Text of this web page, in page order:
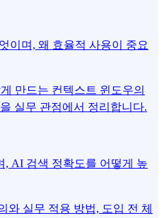
이며, 왜 효율적 사용이 중요
만드는 컨텍스트 윈도우의
실무 관점에서 정리합니다.
, AI 검색 정확도를 어떻게 높
와 실무 적용 방법, 도입 전 체